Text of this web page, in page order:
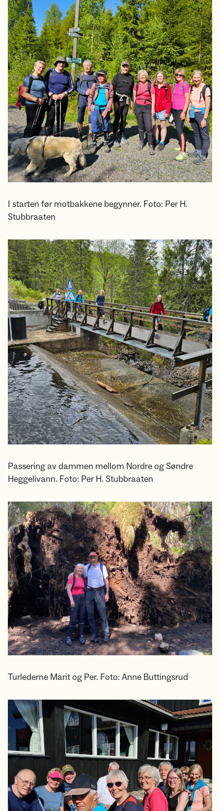
I starten før motbakkene begynner. Foto: Per H.
Stubbraaten
Passering av dammen mellom Nordre og Søndre
Heggelivann. Foto: Per H. Stubbraaten
Turlederne Marit og Per. Foto: Anne Buttingsrud